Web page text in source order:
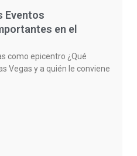
Eventos
en el
como epicentro ¿Qué
Vegas y a quién le conviene